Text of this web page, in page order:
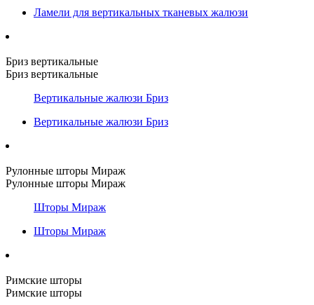
Ламели для вертикальных тканевых жалюзи
Бриз вертикальные
Бриз вертикальные
Вертикальные жалюзи Бриз
Вертикальные жалюзи Бриз
Рулонные шторы Мираж
Рулонные шторы Мираж
Шторы Мираж
Шторы Мираж
Римские шторы
Римские шторы